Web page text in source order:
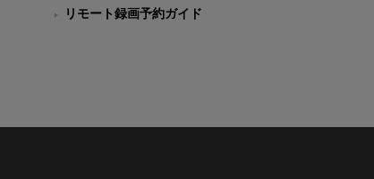
リモート録画予約ガイド